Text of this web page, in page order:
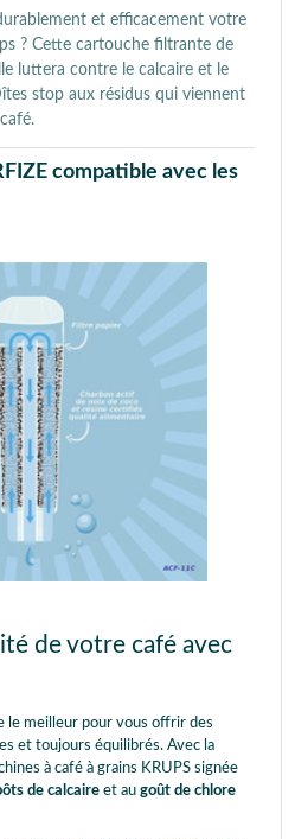
et efficacement votre
? Cette cartouche filtrante de
luttera contre le calcaire et le
stop aux résidus qui viennent
compatible avec les
de votre café avec
le meilleur pour vous offrir des
et toujours équilibrés. Avec la
à café à grains KRUPS signée
de calcaire et au goût de chlore